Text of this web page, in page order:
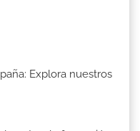
Explora nuestros